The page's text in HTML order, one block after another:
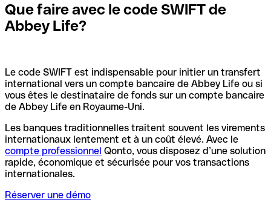
Que faire avec le code SWIFT de
Abbey Life?
Le code SWIFT est indispensable pour initier un transfert
international vers un compte bancaire de Abbey Life ou si
vous êtes le destinataire de fonds sur un compte bancaire
de Abbey Life en Royaume-Uni.
Les banques traditionnelles traitent souvent les virements
internationaux lentement et à un coût élevé. Avec le
compte professionnel Qonto, vous disposez d’une solution
rapide, économique et sécurisée pour vos transactions
internationales.
Réserver une démo